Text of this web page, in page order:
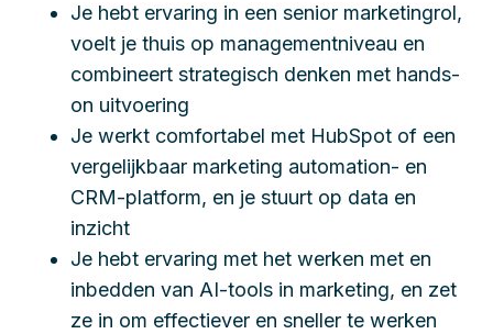
Je hebt ervaring in een senior marketingrol,
voelt je thuis op managementniveau en
combineert strategisch denken met hands-
on uitvoering
Je werkt comfortabel met HubSpot of een
vergelijkbaar marketing automation- en
CRM-platform, en je stuurt op data en
inzicht
Je hebt ervaring met het werken met en
inbedden van AI-tools in marketing, en zet
ze in om effectiever en sneller te werken